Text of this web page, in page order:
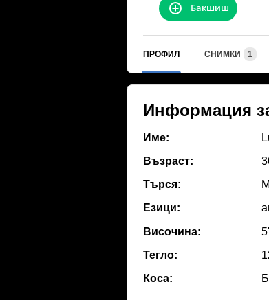
Бакшиш
ПРОФИЛ СНИМКИ 1
Информация
Име:
Възраст:
Търся:
Езици:
Височина:
Тегло:
Коса: